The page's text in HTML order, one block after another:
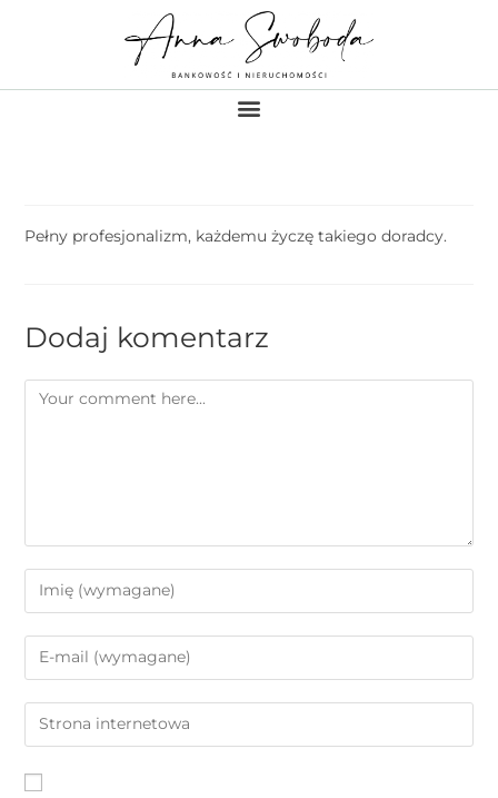
Pełny profesjonalizm, każdemu życzę takiego doradcy.
Dodaj komentarz